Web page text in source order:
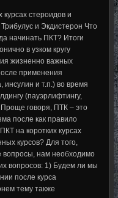
стероидов и
и Экдистерон Что
начинать ПКТ? Итоги
в узком кругу
жизненно важных
применения
инсулин и т.п.) во время
(пауэрлифтингу,
говоря, ПТК – это
после как правило
на коротких курсах
курсов? Для того,
вопросы, нам необходимо
вопросов: 1) Будем ли мы
после курса
тему также